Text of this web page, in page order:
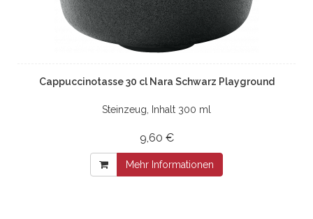
Cappuccinotasse 30 cl Nara Schwarz Playground
Steinzeug, Inhalt 300 ml
9,60 €
Mehr Informationen